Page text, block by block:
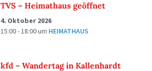
TVS – Heimathaus geöffnet
4. Oktober 2026
15:00 - 18:00um HEIMATHAUS
kfd – Wandertag in Kallenhardt